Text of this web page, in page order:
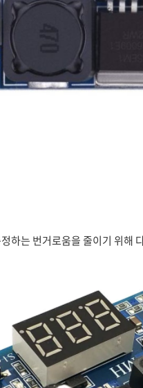
하는 번거로움을 줄이기 위